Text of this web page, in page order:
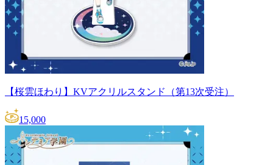
【桜雲ほわり】KVアクリルスタンド（第13次受注）
15,000